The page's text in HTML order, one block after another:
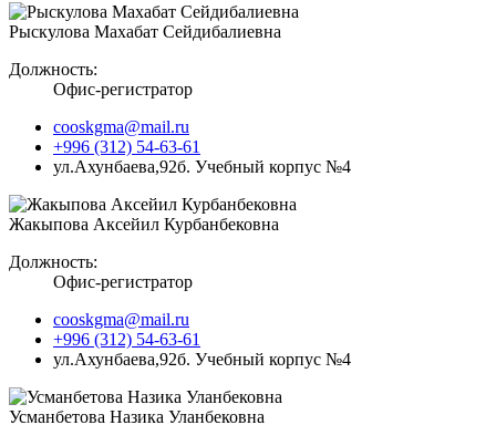
Рыскулова Махабат Сейдибалиевна
Должность:
Офис-регистратор
cooskgma@mail.ru
+996 (312) 54-63-61
ул.Ахунбаева,92б. Учебный корпус №4
Жакыпова Аксейил Курбанбековна
Должность:
Офис-регистратор
cooskgma@mail.ru
+996 (312) 54-63-61
ул.Ахунбаева,92б. Учебный корпус №4
Усманбетова Назика Уланбековна